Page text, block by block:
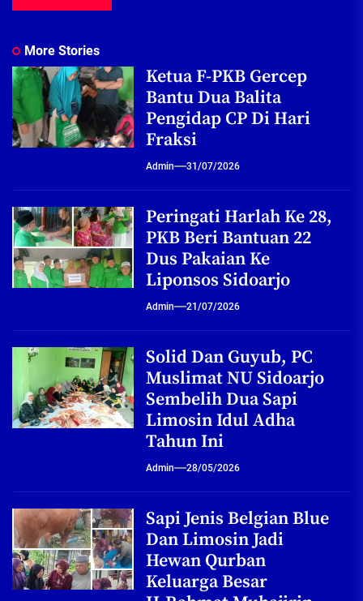
More Stories
Ketua F-PKB Gercep
Bantu Dua Balita
Pengidap CP Di Hari
Fraksi
Admin 31/07/2026
Peringati Harlah Ke 28,
PKB Beri Bantuan 22
Dus Pakaian Ke
Liponsos Sidoarjo
Admin 21/07/2026
Solid Dan Guyub, PC
Muslimat NU Sidoarjo
Sembelih Dua Sapi
Limosin Idul Adha
Tahun Ini
Admin 28/05/2026
Sapi Jenis Belgian Blue
Dan Limosin Jadi
Hewan Qurban
Keluarga Besar